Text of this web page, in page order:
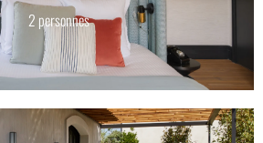
2 personnes